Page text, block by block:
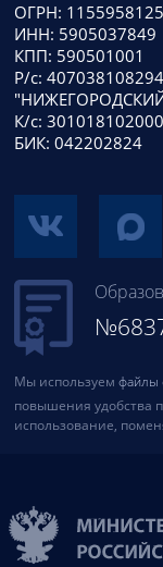
ОГРН:
ИНН: 5905037849
КПП: 590501001
Р/с:
К/с:
БИК: 042202824
Мы используем файлы
повышения удобства
использование,